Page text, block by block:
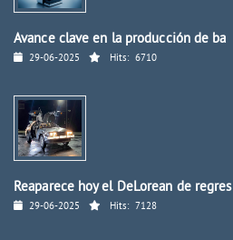
Avance clave en la producción de ba
29-06-2025 Hits: 6710
Reaparece hoy el DeLorean de regres
29-06-2025 Hits: 7128